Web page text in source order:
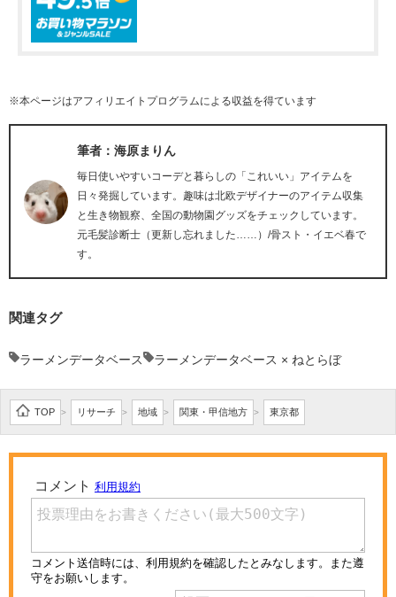
※本ページはアフィリエイトプログラムによる収益を得ています
筆者：海原まりん
毎日使いやすいコーデと暮らしの「これいい」アイテムを
日々発掘しています。趣味は北欧デザイナーのアイテム収集
と生き物観察、全国の動物園グッズをチェックしています。
元毛髪診断士（更新し忘れました……）/骨スト・イエベ春で
す。
関連タグ
ラーメンデータベース ラーメンデータベース × ねとらぼ
TOP > リサーチ > 地域 > 関東・甲信地方 > 東京都